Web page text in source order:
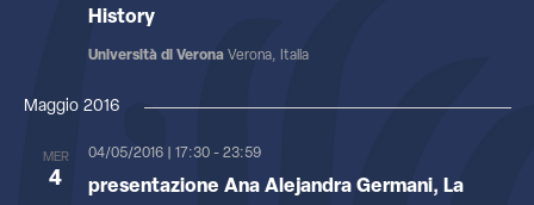
History
Università di Verona Verona, Italia
Maggio 2016
MER
4
presentazione Ana Alejandra Germani, La
04/05/2016 | 17:30- 23:59